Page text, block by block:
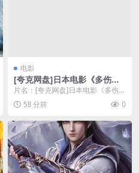
电影
[夸克网盘]日本电影《多伤的
山河》（1964）剧情
片名：[夸克网盘]日本电影《多伤的
山河》（1964）剧情 分类：电影
又名：Ki...
58 分前 0